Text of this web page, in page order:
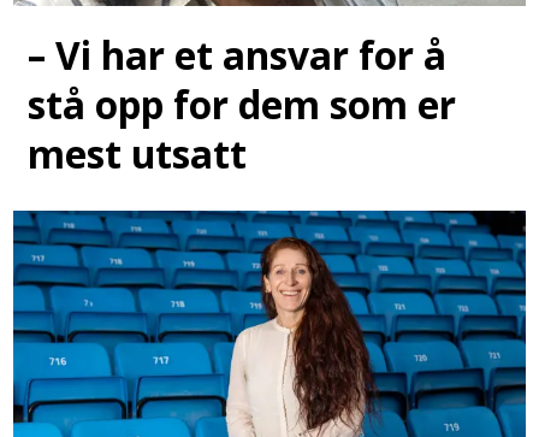
– Vi har et ansvar for å
stå opp for dem som er
mest utsatt